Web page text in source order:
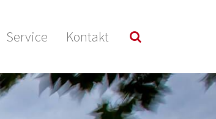
Service Kontakt